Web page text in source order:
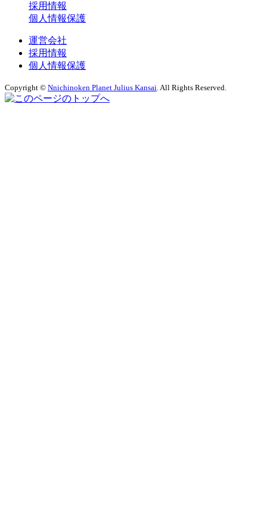
採用情報
個人情報保護
運営会社
採用情報
個人情報保護
Copyright © Nnichinoken Planet Julius Kansai . All Rights Reserved.